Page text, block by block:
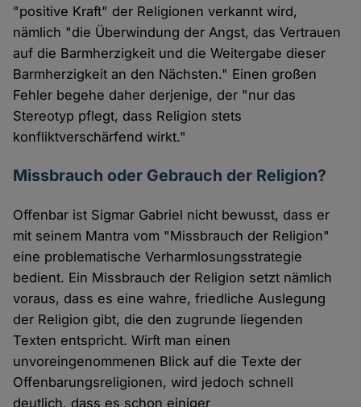
"positive Kraft" der Religionen verkannt wird,
nämlich "die Überwindung der Angst, das Vertrauen
auf die Barmherzigkeit und die Weitergabe dieser
Barmherzigkeit an den Nächsten." Einen großen
Fehler begehe daher derjenige, der "nur das
Stereotyp pflegt, dass Religion stets
konfliktverschärfend wirkt."
Missbrauch oder Gebrauch der Religion?
Offenbar ist Sigmar Gabriel nicht bewusst, dass er
mit seinem Mantra vom "Missbrauch der Religion"
eine problematische Verharmlosungsstrategie
bedient. Ein Missbrauch der Religion setzt nämlich
voraus, dass es eine wahre, friedliche Auslegung
der Religion gibt, die den zugrunde liegenden
Texten entspricht. Wirft man einen
unvoreingenommenen Blick auf die Texte der
Offenbarungsreligionen, wird jedoch schnell
deutlich, dass es schon einiger